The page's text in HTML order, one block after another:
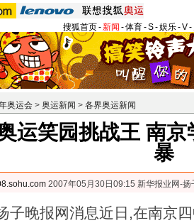
搜狐首页-新闻 -体育-S-娱乐-V-
奥运会 > 奥运新闻 > 各界奥运新闻
运笑园挑战王 南
暴
2007年05月30日09:15 新华报业网-扬
晚报网消息近日,在南京四